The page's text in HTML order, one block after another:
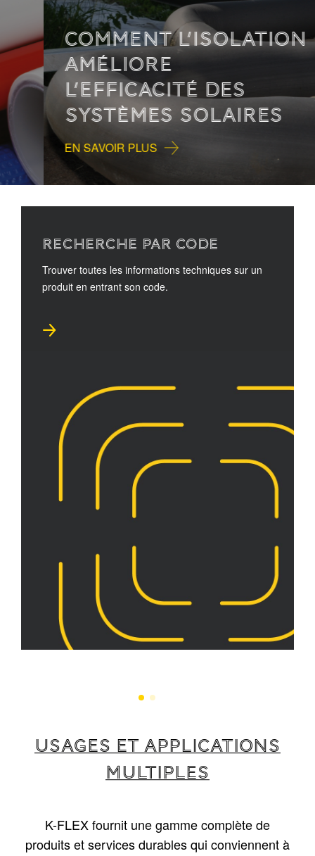
COMMENT L’ISOLATION
AMÉLIORE
L’EFFICACITÉ DES
SYSTÈMES SOLAIRES
EN SAVOIR PLUS
RECHERCHE PAR CODE
Trouver toutes les informations techniques sur un
produit en entrant son code.
USAGES ET APPLICATIONS
MULTIPLES
K-FLEX fournit une gamme complète de
produits et services durables qui conviennent à